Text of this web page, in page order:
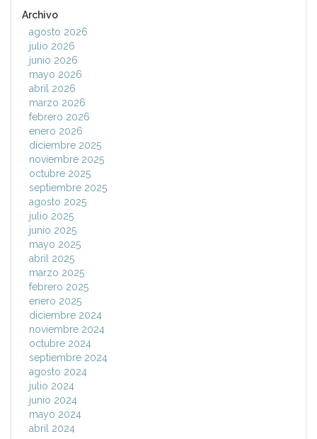
Archivo
agosto 2026
julio 2026
junio 2026
mayo 2026
abril 2026
marzo 2026
febrero 2026
enero 2026
diciembre 2025
noviembre 2025
octubre 2025
septiembre 2025
agosto 2025
julio 2025
junio 2025
mayo 2025
abril 2025
marzo 2025
febrero 2025
enero 2025
diciembre 2024
noviembre 2024
octubre 2024
septiembre 2024
agosto 2024
julio 2024
junio 2024
mayo 2024
abril 2024